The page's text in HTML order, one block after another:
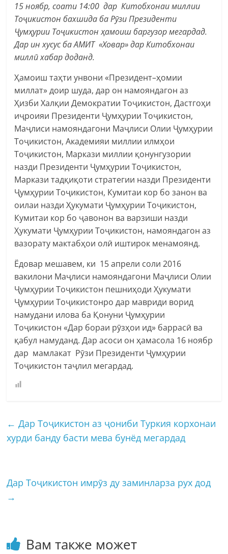
15 ноябр, соати 14:00 дар Китобхонаи миллии
Тоҷикистон бахшида ба Рӯзи Президенти
Ҷумҳурии Тоҷикистон ҳамоиш баргузор мегардад.
Дар ин хусус ба АМИТ «Ховар» дар Китобхонаи
миллӣ хабар доданд.
Ҳамоиш таҳти унвони «Президент–ҳомии
миллат» доир шуда, дар он намояндагон аз
Ҳизби Халқии Демократии Тоҷикистон, Дастгоҳи
иҷроияи Президенти Ҷумҳурии Тоҷикистон,
Маҷлиси намояндагони Маҷлиси Олии Ҷумҳурии
Тоҷикистон, Академияи миллии илмҳои
Тоҷикистон, Маркази миллии қонунгузории
назди Президенти Ҷумҳурии Тоҷикистон,
Маркази тадқиқоти стратегии назди Президенти
Ҷумҳурии Тоҷикистон, Кумитаи кор бо занон ва
оилаи назди Ҳукумати Ҷумҳурии Тоҷикистон,
Кумитаи кор бо ҷавонон ва варзиши назди
Ҳукумати Ҷумҳурии Тоҷикистон, намояндагон аз
вазорату мактабҳои олӣ иштирок менамоянд.
Ёдовар мешавем, ки 15 апрели соли 2016
вакилони Маҷлиси намояндагони Маҷлиси Олии
Ҷумҳурии Тоҷикистон пешниҳоди Ҳукумати
Ҷумҳурии Тоҷикистонро дар мавриди ворид
намудани илова ба Қонуни Ҷумҳурии
Тоҷикистон «Дар бораи рӯзҳои ид» баррасӣ ва
қабул намуданд. Дар асоси он ҳамасола 16 ноябр
дар мамлакат Рӯзи Президенти Ҷумҳурии
Тоҷикистон таҷлил мегардад.
← Дар Тоҷикистон аз ҷониби Туркия корхонаи
хурди банду басти мева бунёд мегардад
Дар Тоҷикистон имрӯз ду заминларза рух дод
→
Вам также может